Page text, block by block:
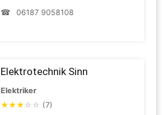
☎
06187 9058108
Elektrotechnik Sinn
Elektriker
★★★ ☆ ☆ (7)